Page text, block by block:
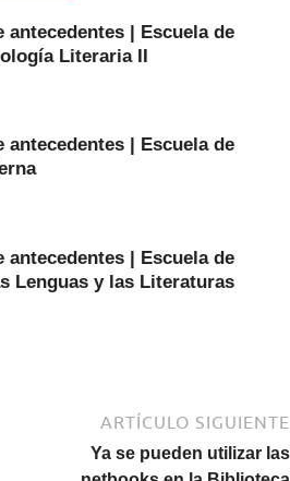
antecedentes | Escuela de
Literaria II
antecedentes | Escuela de
antecedentes | Escuela de
Lenguas y las Literaturas
ARTÍCULO SIGUIENTE
Ya se pueden utilizar las